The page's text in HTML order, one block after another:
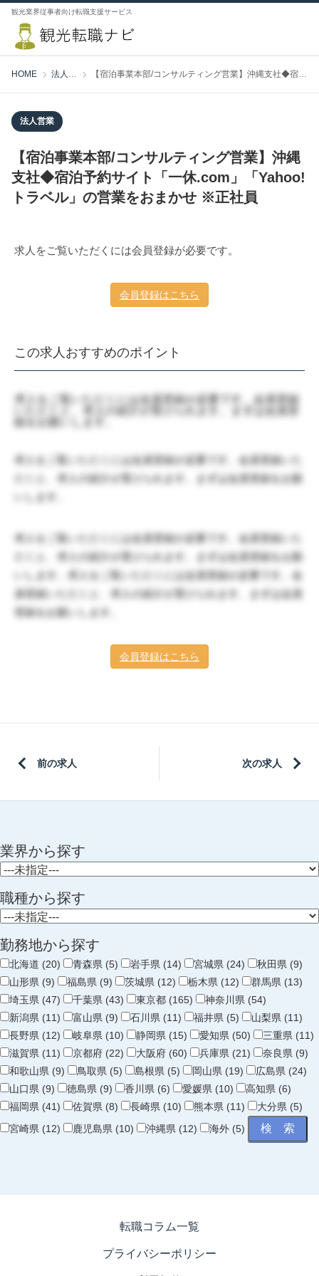
観光業界従事者向け転職支援サービス
HOME 法人営業 【宿泊事業本部/コンサルティング営業】沖縄支社◆宿泊予約サイト「一休.com」「Yahoo!トラベル」の営業をおまかせ ※正社員
法人営業
【宿泊事業本部/コンサルティング営業】沖縄
支社◆宿泊予約サイト「一休.com」「Yahoo!
トラベル」の営業をおまかせ ※正社員
求人をご覧いただくには会員登録が必要です。
会員登録はこちら
この求人おすすめのポイント
求人をご覧いただくには会員登録が必要です。会員登録
録をお願いします。
求人をご覧いただくには会員登録が必要です。会員登録いた
だくと、求人の紹介が受けられます。まずは会員登録をお願
いします。
求人をご覧いただくには会員登録が必要です。会員登録いた
だくと、求人の紹介が受けられます。まずは会員登録をお願
いします。求人をご覧いただくには会員登録が必要です。会
員登録いただくと、求人の紹介が受けられます。まずは会員
登録をお願いします。
会員登録はこちら
前の求人 次の求人
業界から探す
職種から探す
勤務地から探す
北海道 (20) 青森県 (5) 岩手県 (14) 宮城県 (24)
秋田県 (9)
山形県 (9)
福島県 (9) 茨城県 (12) 栃木県 (12)
群馬県 (13)
埼玉県 (47)
千葉県 (43) 東京都 (165)
神奈川県 (54)
新潟県 (11)
富山県 (9) 石川県 (11) 福井県 (5)
山梨県 (11)
長野県 (12)
岐阜県 (10) 静岡県 (15) 愛知県 (50)
三重県 (11)
滋賀県 (11)
京都府 (22) 大阪府 (60) 兵庫県 (21)
奈良県 (9)
和歌山県 (9)
鳥取県 (5) 島根県 (5) 岡山県 (19)
広島県 (24)
山口県 (9)
徳島県 (9) 香川県 (6) 愛媛県 (10)
高知県 (6)
福岡県 (41)
佐賀県 (8) 長崎県 (10) 熊本県 (11)
大分県 (5)
宮崎県 (12)
鹿児島県 (10) 沖縄県 (12) 海外 (5)
転職コラム一覧
プライバシーポリシー